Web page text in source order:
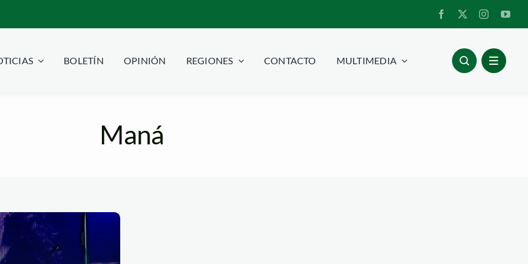
BOLETÍN OPINIÓN REGIONES CONTACTO MULTIMEDIA
Maná